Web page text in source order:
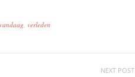
vandaag, verleden
NEXT POST